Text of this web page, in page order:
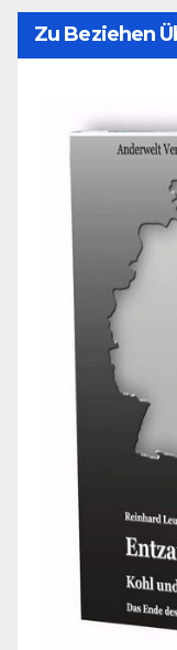
Zu Beziehen